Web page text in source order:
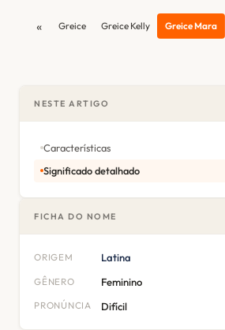
« Greice Greice Kelly Greice Mara
NESTE ARTIGO
Características
Significado detalhado
FICHA DO NOME
ORIGEM Latina
GÊNERO Feminino
PRONÚNCIA Difícil